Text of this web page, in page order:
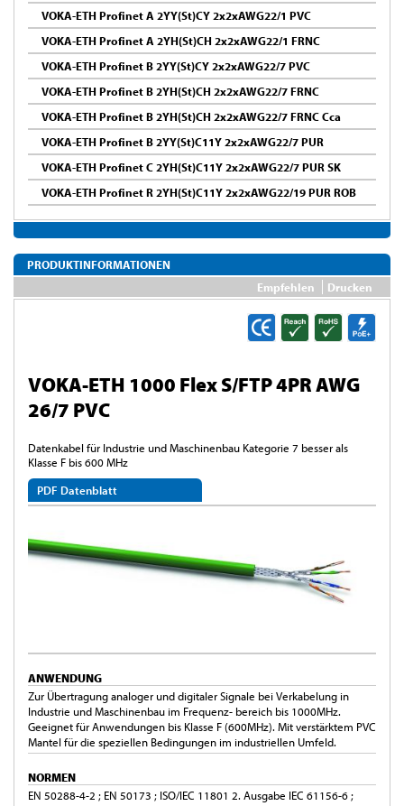
VOKA-ETH Profinet A 2YY(St)CY 2x2xAWG22/1 PVC
VOKA-ETH Profinet A 2YH(St)CH 2x2xAWG22/1 FRNC
VOKA-ETH Profinet B 2YY(St)CY 2x2xAWG22/7 PVC
VOKA-ETH Profinet B 2YH(St)CH 2x2xAWG22/7 FRNC
VOKA-ETH Profinet B 2YH(St)CH 2x2xAWG22/7 FRNC Cca
VOKA-ETH Profinet B 2YY(St)C11Y 2x2xAWG22/7 PUR
VOKA-ETH Profinet C 2YH(St)C11Y 2x2xAWG22/7 PUR SK
VOKA-ETH Profinet R 2YH(St)C11Y 2x2xAWG22/19 PUR ROB
PRODUKTINFORMATIONEN
Empfehlen
Drucken
VOKA-ETH 1000 Flex S/FTP 4PR AWG
26/7 PVC
Datenkabel für Industrie und Maschinenbau Kategorie 7 besser als
Klasse F bis 600 MHz
PDF Datenblatt
ANWENDUNG
Zur Übertragung analoger und digitaler Signale bei Verkabelung in
Industrie und Maschinenbau im Frequenz- bereich bis 1000MHz.
Geeignet für Anwendungen bis Klasse F (600MHz). Mit verstärktem PVC
Mantel für die speziellen Bedingungen im industriellen Umfeld.
NORMEN
EN 50288-4-2 ; EN 50173 ; ISO/IEC 11801 2. Ausgabe IEC 61156-6 ;